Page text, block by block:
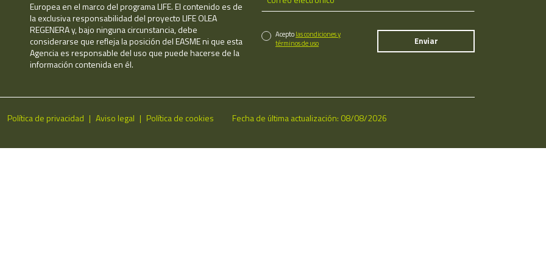
Europea en el marco del programa LIFE. El contenido es de
la exclusiva responsabilidad del proyecto LIFE OLEA
REGENERA y, bajo ninguna circunstancia, debe
considerarse que refleja la posición del EASME ni que esta
Agencia es responsable del uso que puede hacerse de la
información contenida en él.
Aceptolas condiciones y
términos de uso
Política de privacidad Aviso legal Política de cookies Fecha de última actualización: 08/08/2026